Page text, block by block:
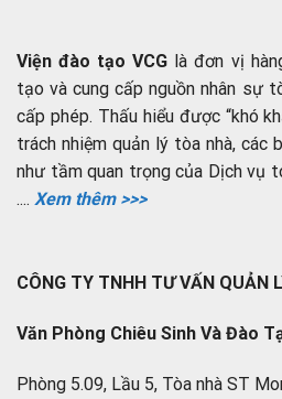
Viện đào tạo VCG là đơn vị
tạo và cung cấp nguồn nhân sự
cấp phép. Thấu hiểu được “khó
trách nhiệm quản lý tòa nhà, các
như tầm quan trọng của Dịch vụ
.... Xem thêm >>>
CÔNG TY TNHH TƯ VẤN QUẢN
Văn Phòng Chiêu Sinh Và Đào
Phòng 5.09, Lầu 5, Tòa nhà ST